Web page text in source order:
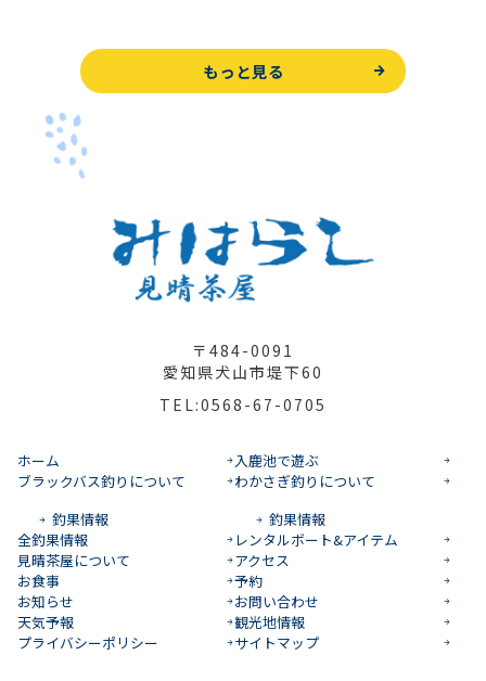
もっと見る
〒484-0091
愛知県犬山市堤下60
TEL:0568-67-0705
ホーム
入鹿池で遊ぶ
ブラックバス釣りについて
釣果情報
わかさぎ釣りについて
釣果情報
全釣果情報
レンタルボート&アイテム
見晴茶屋について
アクセス
お食事
予約
お知らせ
お問い合わせ
天気予報
観光地情報
プライバシーポリシー
サイトマップ